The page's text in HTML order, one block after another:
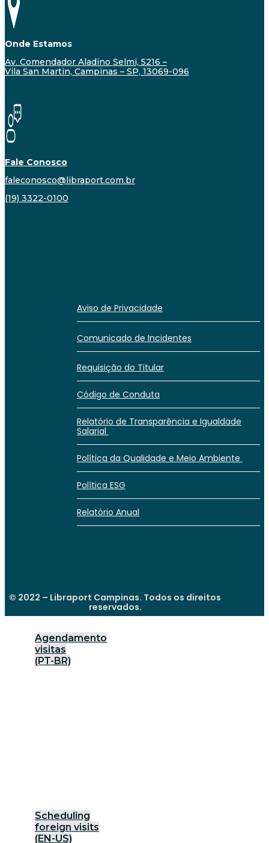
Onde Estamos
Av. Comendador Aladino Selmi, 5216 –
Vila San Martin, Campinas – SP, 13069-096
Fale Conosco
faleconosco@libraport.com.br
(19) 3322-0100
Aviso de Privacidade
Comunicado de Incidentes
Requisição do Titular
Código de Conduta
Relatório de Transparência e Igualdade
Salarial
Política da Qualidade e Meio Ambiente
Política ESG
Relatório Anual
© 2022 – Libraport Campinas. Todos os direitos
reservados.
Agendamento
visitas
(PT-BR)
Scheduling
foreign visits
(EN-US)